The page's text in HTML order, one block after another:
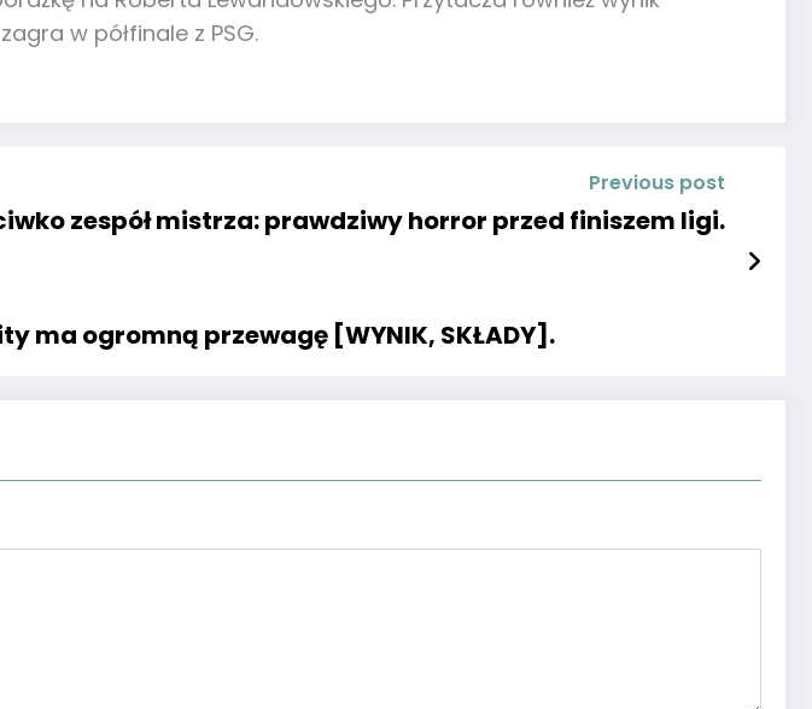
w półfinale z PSG.
Previous post
zespół mistrza: prawdziwy horror przed finiszem ligi.
ma ogromną przewagę [WYNIK, SKŁADY].